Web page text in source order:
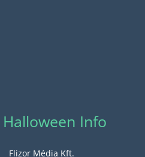
Halloween Info
Flizor Média Kft.